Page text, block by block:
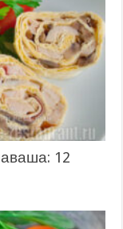
12